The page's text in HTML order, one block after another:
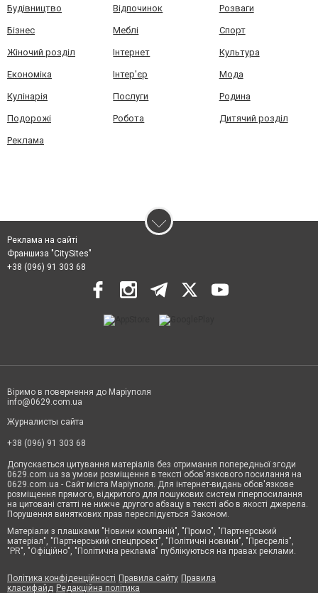
Будівництво Відпочинок Розваги
Бізнес Меблі Спорт
Жіночий розділ Інтернет Культура
Економіка Інтер'єр Мода
Кулінарія Послуги Родина
Подорожі Робота Дитячий розділ
Реклама
Реклама на сайті
Франшиза "CitySites"
+38 (096) 91 303 68
Віримо в повернення до Маріуполя
info@0629.com.ua
Журналисты сайта
+38 (096) 91 303 68
Допускається цитування матеріалів без отримання попередньої згоди
0629.com.ua за умови розміщення в тексті обов'язкового посилання на
0629.com.ua - Сайт міста Маріуполя. Для інтернет-видань обов'язкове
розміщення прямого, відкритого для пошукових систем гіперпосилання
на цитовані статті не нижче другого абзацу в тексті або в якості джерела.
Порушення виняткових прав переслідується Законом.
Матеріали з плашками "Новини компаній", "Промо", "Партнерський
матеріал", "Партнерський спецпроєкт", "Політичні новини", "Пресреліз",
"PR", "Офіційно", "Політична реклама" публікуються на правах реклами.
Політика конфіденційності Правила сайту Правила
класифайд Редакційна політика